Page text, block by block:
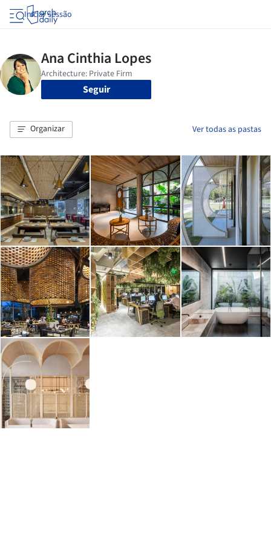
Iniciar sessão
Seguir
Organizar Ver todas as pastas